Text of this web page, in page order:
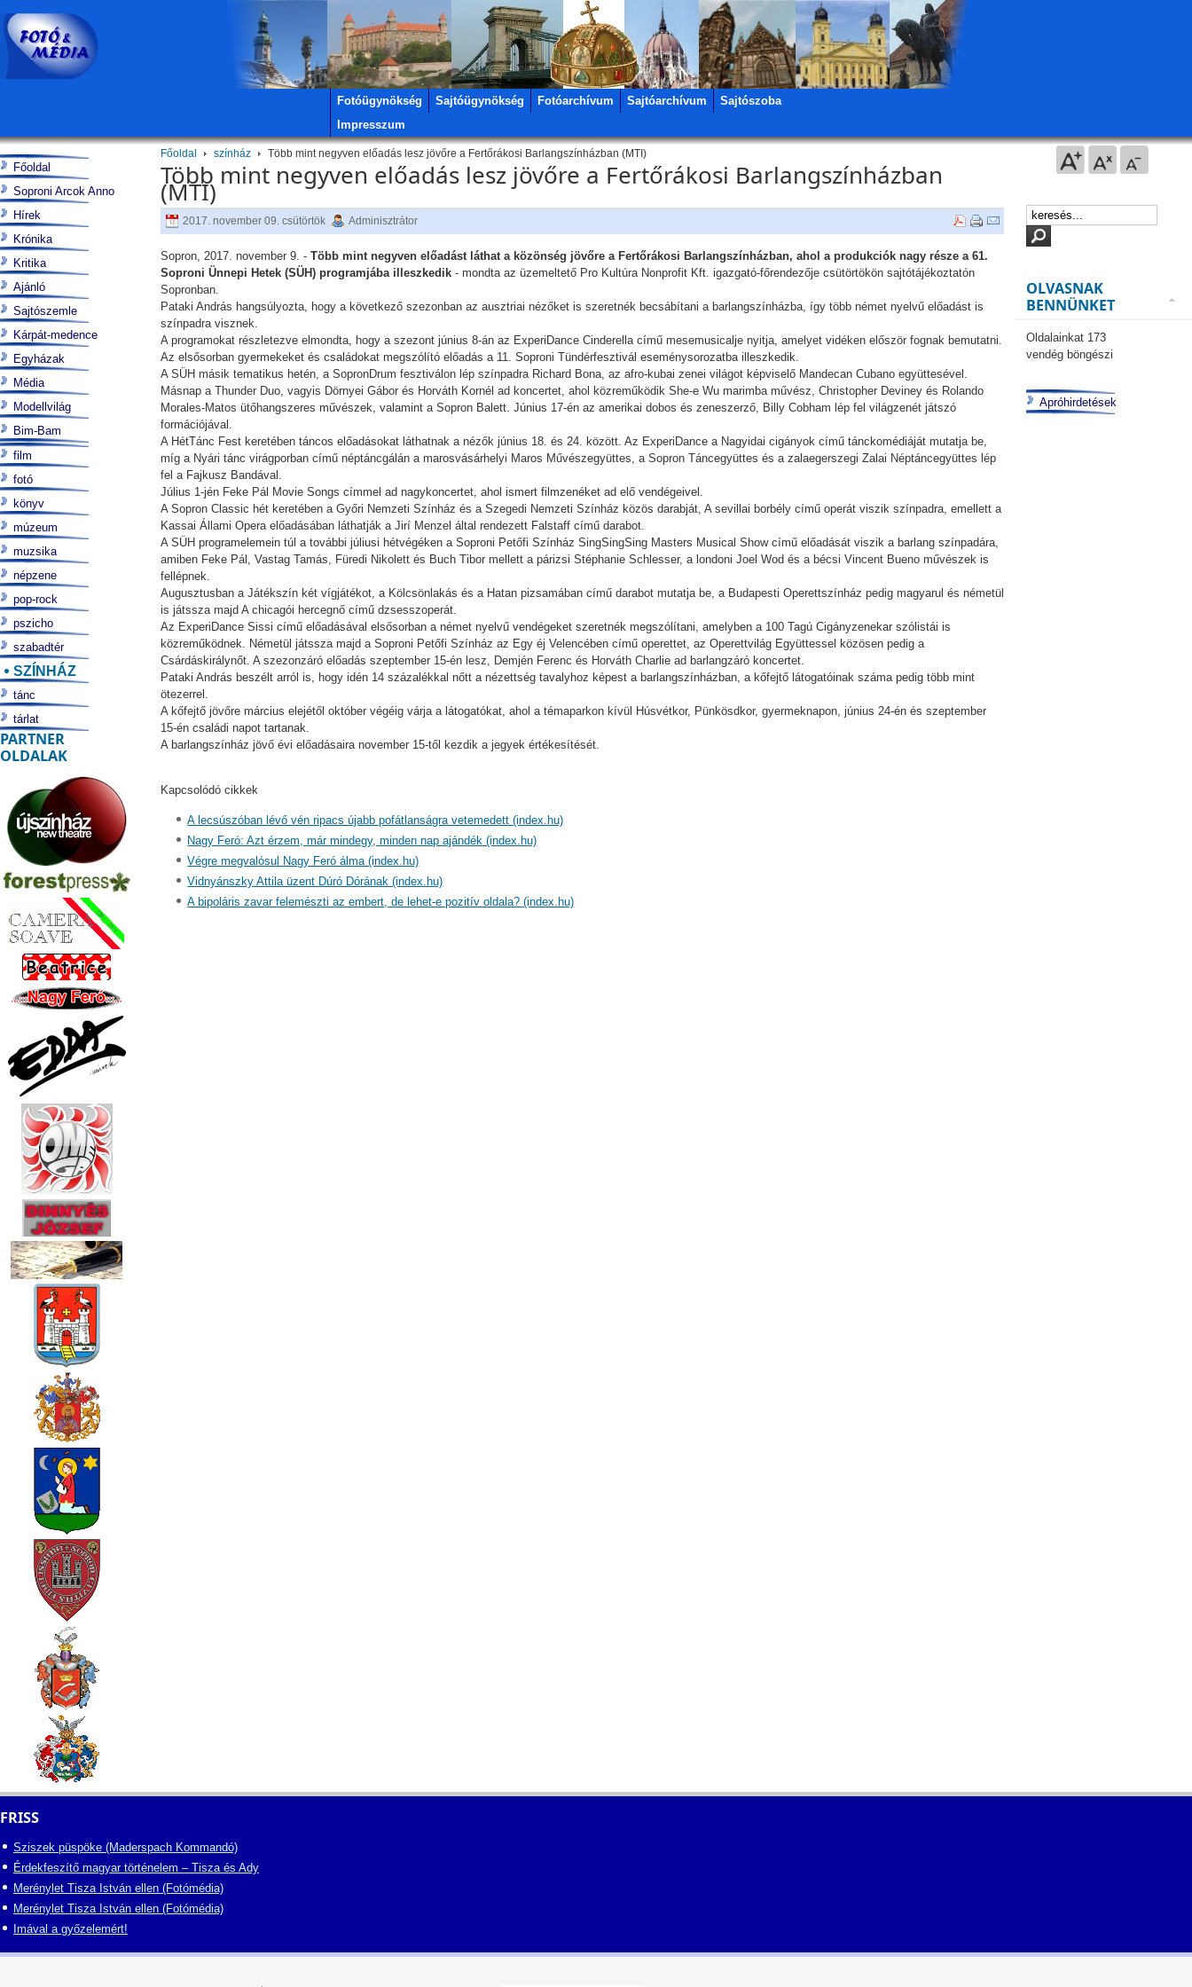
Fotóügynökség Sajtóügynökség Fotóarchívum Sajtóarchívum
Sajtószoba
Impresszum
Főoldal színház Több mint negyven előadás lesz jövőre a Fertőrákosi Barlangszínházban (MTI)
Több mint negyven előadás lesz jövőre a Fertőrákosi Barlangszínházban
(MTI)
2017. november 09. csütörtök Adminisztrátor
Sopron, 2017. november 9. -Több mint negyven előadást láthat a közönség jövőre a Fertőrákosi Barlangszínházban, ahol a produkciók nagy része a 61.
Soproni Ünnepi Hetek (SÜH) programjába illeszkedik - mondta az üzemeltető Pro Kultúra Nonprofit Kft. igazgató-főrendezője csütörtökön sajtótájékoztatón
Sopronban.
Pataki András hangsúlyozta, hogy a következő szezonban az ausztriai nézőket is szeretnék becsábítani a barlangszínházba, így több német nyelvű előadást is
színpadra visznek.
A programokat részletezve elmondta, hogy a szezont június 8-án az ExperiDance Cinderella című mesemusicalje nyitja, amelyet vidéken először fognak bemutatni.
Az elsősorban gyermekeket és családokat megszólító előadás a 11. Soproni Tündérfesztivál eseménysorozatba illeszkedik.
A SÜH másik tematikus hetén, a SopronDrum fesztiválon lép színpadra Richard Bona, az afro-kubai zenei világot képviselő Mandecan Cubano együttesével.
Másnap a Thunder Duo, vagyis Dörnyei Gábor és Horváth Kornél ad koncertet, ahol közreműködik She-e Wu marimba művész, Christopher Deviney és Rolando
Morales-Matos ütőhangszeres művészek, valamint a Sopron Balett. Június 17-én az amerikai dobos és zeneszerző, Billy Cobham lép fel világzenét játszó
formációjával.
A HétTánc Fest keretében táncos előadásokat láthatnak a nézők június 18. és 24. között. Az ExperiDance a Nagyidai cigányok című tánckomédiáját mutatja be,
míg a Nyári tánc virágporban című néptáncgálán a marosvásárhelyi Maros Művészegyüttes, a Sopron Táncegyüttes és a zalaegerszegi Zalai Néptáncegyüttes lép
fel a Fajkusz Bandával.
Július 1-jén Feke Pál Movie Songs címmel ad nagykoncertet, ahol ismert filmzenéket ad elő vendégeivel.
A Sopron Classic hét keretében a Győri Nemzeti Színház és a Szegedi Nemzeti Színház közös darabját, A sevillai borbély című operát viszik színpadra, emellett a
Kassai Állami Opera előadásában láthatják a Jirí Menzel által rendezett Falstaff című darabot.
A SÜH programelemein túl a további júliusi hétvégéken a Soproni Petőfi Színház SingSingSing Masters Musical Show című előadását viszik a barlang színpadára,
amiben Feke Pál, Vastag Tamás, Füredi Nikolett és Buch Tibor mellett a párizsi Stéphanie Schlesser, a londoni Joel Wod és a bécsi Vincent Bueno művészek is
fellépnek.
Augusztusban a Játékszín két vígjátékot, a Kölcsönlakás és a Hatan pizsamában című darabot mutatja be, a Budapesti Operettszínház pedig magyarul és németül
is játssza majd A chicagói hercegnő című dzsesszoperát.
Az ExperiDance Sissi című előadásával elsősorban a német nyelvű vendégeket szeretnék megszólítani, amelyben a 100 Tagú Cigányzenekar szólistái is
közreműködnek. Németül játssza majd a Soproni Petőfi Színház az Egy éj Velencében című operettet, az Operettvilág Együttessel közösen pedig a
Csárdáskirálynőt. A szezonzáró előadás szeptember 15-én lesz, Demjén Ferenc és Horváth Charlie ad barlangzáró koncertet.
Pataki András beszélt arról is, hogy idén 14 százalékkal nőtt a nézettség tavalyhoz képest a barlangszínházban, a kőfejtő látogatóinak száma pedig több mint
ötezerrel.
A kőfejtő jövőre március elejétől október végéig várja a látogatókat, ahol a témaparkon kívül Húsvétkor, Pünkösdkor, gyermeknapon, június 24-én és szeptember
15-én családi napot tartanak.
A barlangszínház jövő évi előadásaira november 15-től kezdik a jegyek értékesítését.
Kapcsolódó cikkek
A lecsúszóban lévő vén ripacs újabb pofátlanságra vetemedett (index.hu)
Nagy Feró: Azt érzem, már mindegy, minden nap ajándék (index.hu)
Végre megvalósul Nagy Feró álma (index.hu)
Vidnyánszky Attila üzent Dúró Dórának (index.hu)
A bipoláris zavar felemészti az embert, de lehet-e pozitív oldala? (index.hu)
Főoldal
Soproni Arcok Anno
Hírek
Krónika
Kritika
Ajánló
Sajtószemle
Kárpát-medence
Egyházak
Média
Modellvilág
Bim-Bam
film
fotó
könyv
múzeum
muzsika
népzene
pop-rock
pszicho
szabadtér
SZÍNHÁZ
tánc
tárlat
PARTNER
OLDALAK
OLVASNAK
BENNÜNKET
Oldalainkat 173
vendég böngészi
Apróhirdetések
FRISS
Sziszek püspöke (Maderspach Kommandó)
Érdekfeszítő magyar történelem – Tisza és Ady
Merénylet Tisza István ellen (Fotómédia)
Merénylet Tisza István ellen (Fotómédia)
Imával a győzelemért!